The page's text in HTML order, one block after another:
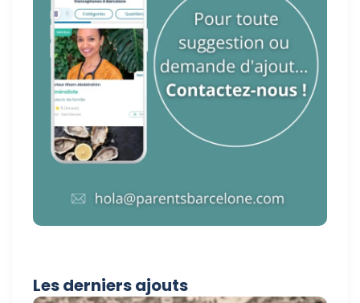
Les derniers ajouts